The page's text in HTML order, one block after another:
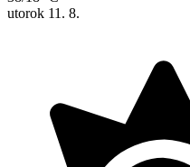
utorok 11. 8.